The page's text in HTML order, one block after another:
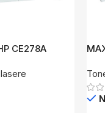
CE278A